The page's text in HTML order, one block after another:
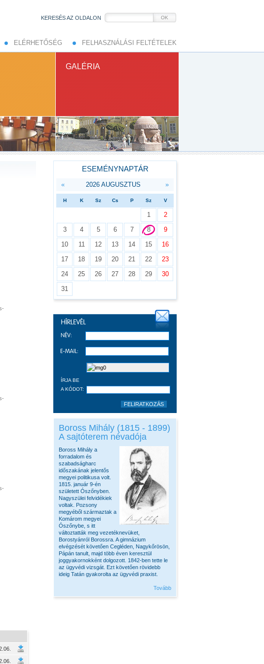
KERESÉS AZ OLDALON OK
ELÉRHETŐSÉG FELHASZNÁLÁSI FELTÉTELEK
GALÉRIA
ESEMÉNYNAPTÁR
« 2026 AUGUSZTUS »
H K Sz Cs P Sz V
1
2
3
4 5 6 7 8
9
10
11 12 13 14 15
16
17
18 19 20 21 22
23
24
25 26 27 28 29
30
31
ÍRJA BE
A KÓDOT:
Boross Mihály (1815 - 1899)
A sajtóterem névadója
Boross Mihály a
forradalom és
szabadságharc
időszakának jelentős
megyei politikusa volt.
1815. január 9-én
született Ószőnyben.
Nagyszülei felvidékiek
voltak. Pozsony
megyéből származtak a
Komárom megyei
Ószőnybe, s itt
változtatták meg vezetéknevüket,
Borostyánról Borossra. A gimnázium
elvégzését követően Cegléden, Nagykőrösön,
Pápán tanult, majd több éven keresztül
joggyakornokként dolgozott. 1842-ben tette le
az ügyvédi vizsgát. Ezt követően rövidebb
ideig Tatán gyakorolta az ügyvédi praxist.
Tovább